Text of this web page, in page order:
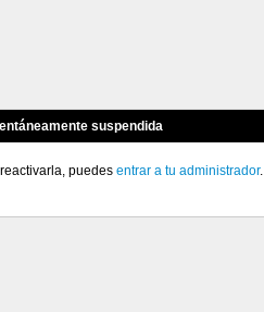
suspendida
puedes entrar a tu administrador.